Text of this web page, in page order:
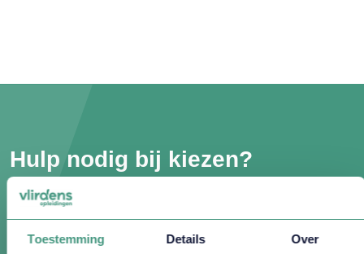
Toestemming Details Over
Hulp nodig bij kiezen?
Wij helpen je graag…
CONTACT